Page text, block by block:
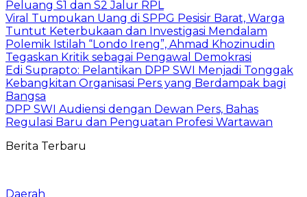
Peluang S1 dan S2 Jalur RPL
Viral Tumpukan Uang di SPPG Pesisir Barat, Warga
Tuntut Keterbukaan dan Investigasi Mendalam
Polemik Istilah “Londo Ireng”, Ahmad Khozinudin
Tegaskan Kritik sebagai Pengawal Demokrasi
Edi Suprapto: Pelantikan DPP SWI Menjadi Tonggak
Kebangkitan Organisasi Pers yang Berdampak bagi
Bangsa
DPP SWI Audiensi dengan Dewan Pers, Bahas
Regulasi Baru dan Penguatan Profesi Wartawan
Berita Terbaru
Daerah